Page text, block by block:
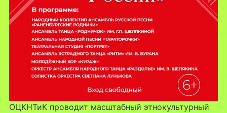
ОЦКНТиК проводит масштабный этнокультурный